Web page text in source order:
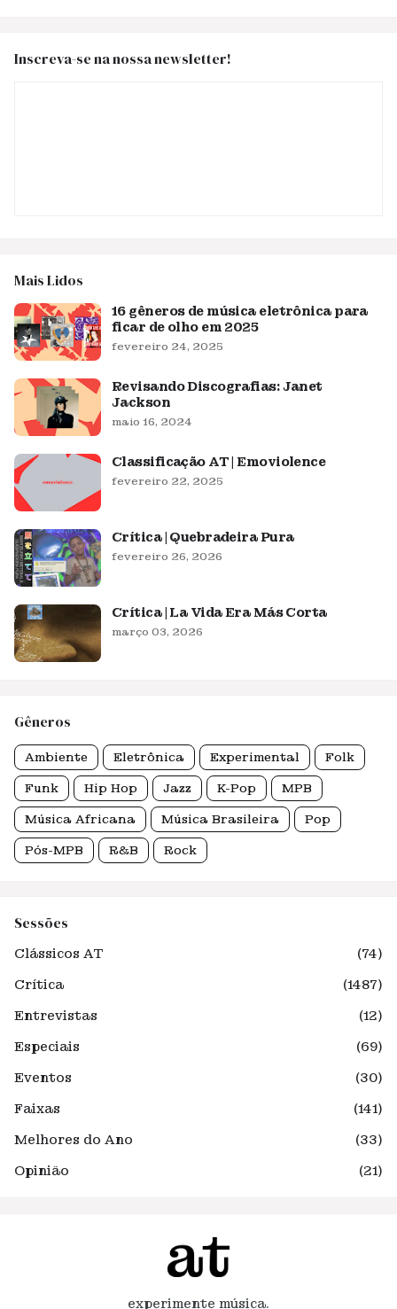
Inscreva-se na nossa newsletter!
Mais Lidos
16 gêneros de música eletrônica para
ficar de olho em 2025
fevereiro 24, 2025
Revisando Discografias: Janet
Jackson
maio 16, 2024
Classificação AT | Emoviolence
fevereiro 22, 2025
Crítica | Quebradeira Pura
fevereiro 26, 2026
Crítica | La Vida Era Más Corta
março 03, 2026
Gêneros
Ambiente Eletrônica Experimental Folk
Funk Hip Hop Jazz K-Pop MPB
Música Africana Música Brasileira Pop
Pós-MPB R&B Rock
Sessões
Clássicos AT
(74)
Crítica
(1487)
Entrevistas
(12)
Especiais
(69)
Eventos
(30)
Faixas
(141)
Melhores do Ano
(33)
Opinião
(21)
experimente música.